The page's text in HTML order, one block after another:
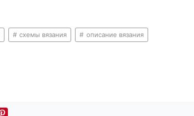
схемы вязания описание вязания